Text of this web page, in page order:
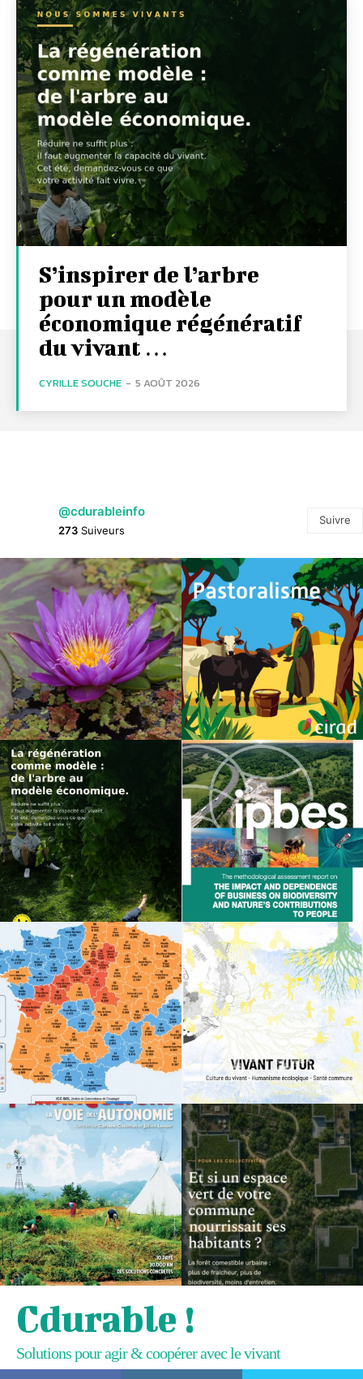
S’inspirer de l’arbre
pour un modèle
économique régénératif
du vivant …
CYRILLE SOUCHE - 5 AOÛT 2026
@cdurableinfo
273 Suiveurs
Suivre
Cdurable !
Solutions pour agir & coopérer avec le vivant